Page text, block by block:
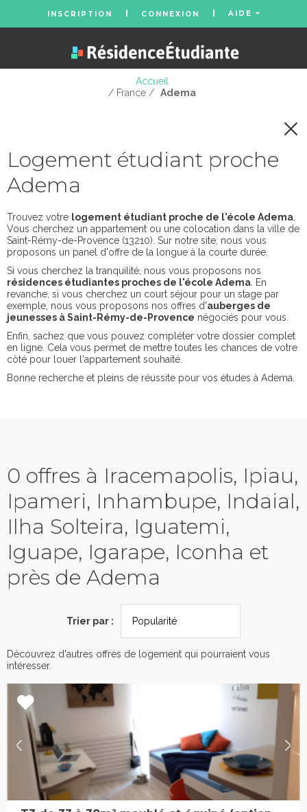
INSCRIPTION CONNEXION AIDE
Accueil
/ France / Adema
Logement étudiant proche
Adema
Trouvez votre logement étudiant proche de l'école Adema
Vous cherchez un appartement ou une colocation dans la ville de
Saint-Rémy-de-Provence (13210). Sur notre site, nous vous
proposons un panel d'offre de la longue à la courte durée.
Si vous cherchez la tranquilité, nous vous proposons nos
résidences étudiantes proches de l'école Adema . En
revanche, si vous cherchez un court séjour pour un stage par
exemple, nous vous proposons nos offres d'auberges de
jeunesses à Saint-Rémy-de-Provence négociés pour vous.
Enfin, sachez que vous pouvez compléter votre dossier complet
en ligne. Cela vous permet de mettre toutes les chances de votre
côté pour louer l'appartement souhaité.
Bonne recherche et pleins de réussite pour vos études à Adema.
0 offres à Iracemapolis, Ipiau,
Ipameri, Inhambupe, Indaial,
Ilha Solteira, Iguatemi,
Iguape, Igarape, Iconha et
près de Adema
Trier par :
Découvrez d'autres offres de logement qui pourraient vous
intéresser.